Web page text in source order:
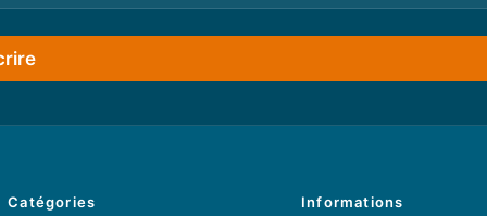
Catégories Informations